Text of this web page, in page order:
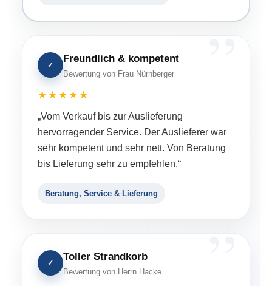
✓
Freundlich & kompetent
Bewertung von Frau Nürnberger
★★★★★
„Vom Verkauf bis zur Auslieferung
hervorragender Service. Der Auslieferer war
sehr kompetent und sehr nett. Von Beratung
bis Lieferung sehr zu empfehlen.“
Beratung, Service & Lieferung
✓
Toller Strandkorb
Bewertung von Herrn Hacke